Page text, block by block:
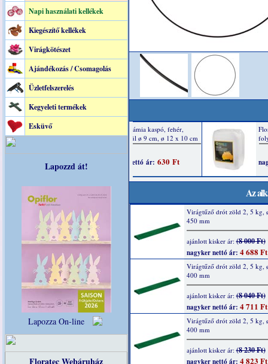
Napi használati kellékek
Kiegészítő kellékek
Virágkötészet
Ajándékozás / Csomagolás
Üzletfelszerelés
Kegyeleti termékek
Esküvő
Lapozzd át!
Lapozza On-line
Floratec Webáruház
Az
Virágtűző drót zöld 2, 5 kg,
450 mm
ajánlott kisker ár:(8 000 Ft)
nagyker nettó ár: 4 688 Ft
Virágtűző drót zöld 2, 5 kg,
400 mm
ajánlott kisker ár:(8 040 Ft)
nagyker nettó ár: 4 711 Ft
Virágtűző drót zöld 2, 5 kg,
400 mm
ajánlott kisker ár:(8 230 Ft)
nagyker nettó ár: 4 823 Ft